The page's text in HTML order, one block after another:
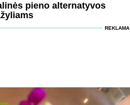
pieno alternatyvos
REKLAMA